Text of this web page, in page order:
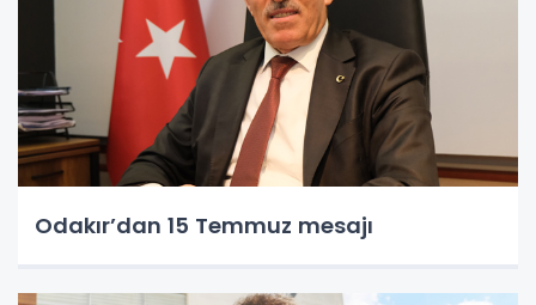
Odakır’dan 15 Temmuz mesajı